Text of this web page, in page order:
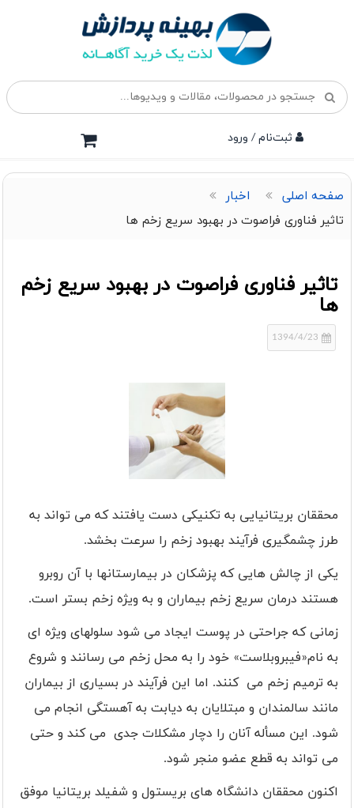
ثبت‌نام / ورود
صفحه اصلی
اخبار
تاثیر فناوری فراصوت در بهبود سریع زخم ها
تاثیر فناوری فراصوت در بهبود سریع زخم
ها
محققان بریتانیایی به تکنیکی دست یافتند که می تواند به
طرز چشمگیری فرآیند بهبود زخم را سرعت بخشد.
یکی از چالش هایی که پزشکان در بیمارستانها با آن روبرو
هستند درمان سریع زخم بیماران و به ویژه زخم بستر است.
زمانی که جراحتی در پوست ایجاد می شود سلولهای ویژه ای
به نام«فیبروبلاست» خود را به محل زخم می رسانند و شروع
به ترمیم زخم می کنند. اما این فرآیند در بسیاری از بیماران
مانند سالمندان و مبتلایان به دیابت به آهستگی انجام می
شود. این مسأله آنان را دچار مشکلات جدی می کند و حتی
می تواند به قطع عضو منجر شود.
اکنون محققان دانشگاه های بریستول و شفیلد بریتانیا موفق